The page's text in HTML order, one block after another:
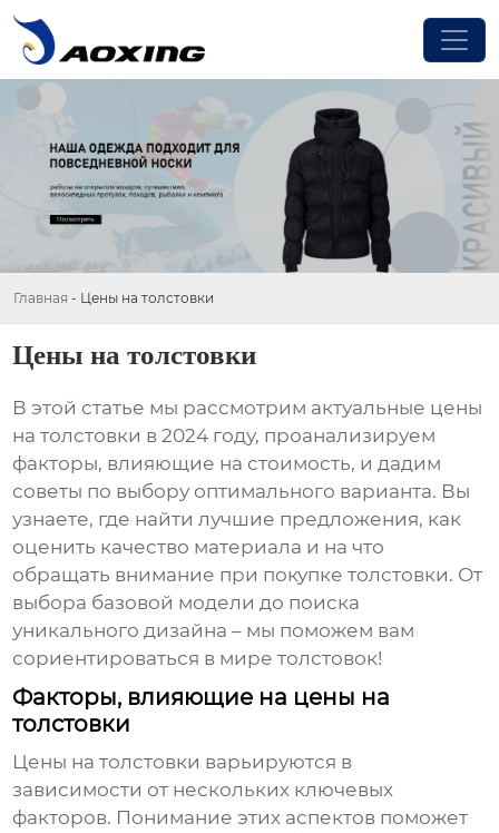
Главная - Цены на толстовки
Цены на толстовки
В этой статье мы рассмотрим актуальные цены
на толстовки в 2024 году, проанализируем
факторы, влияющие на стоимость, и дадим
советы по выбору оптимального варианта. Вы
узнаете, где найти лучшие предложения, как
оценить качество материала и на что
обращать внимание при покупкетолстовки. От
выбора базовой модели до поиска
уникального дизайна – мы поможем вам
сориентироваться в миретолстовок!
Факторы, влияющие на цены на
толстовки
Цены на толстовки варьируются в
зависимости от нескольких ключевых
факторов. Понимание этих аспектов поможет